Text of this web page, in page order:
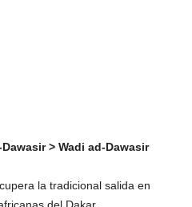
> Wadi ad-Dawasir
la tradicional salida en
del Dakar.